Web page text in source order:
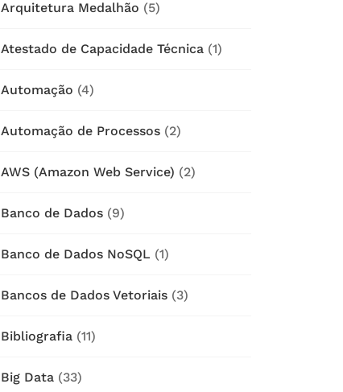
Arquitetura Medalhão (5)
Atestado de Capacidade Técnica (1)
Automação (4)
Automação de Processos (2)
AWS (Amazon Web Service) (2)
Banco de Dados (9)
Banco de Dados NoSQL (1)
Bancos de Dados Vetoriais (3)
Bibliografia (11)
Big Data (33)